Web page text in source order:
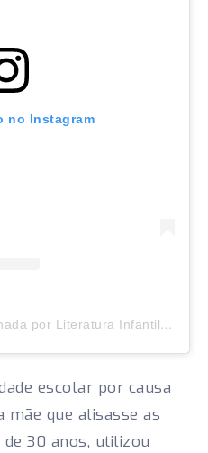
no Instagram
Uma publicação compartilhada por Literatura Infantil🇺🇸🇧🇷 (@asprincesasencaracoladas)
escolar por causa
mãe que alisasse as
30 anos, utilizou